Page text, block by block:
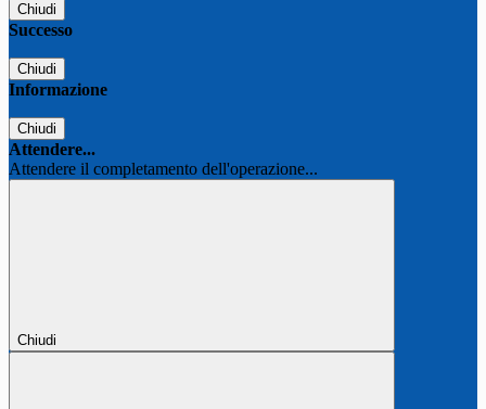
Chiudi
Successo
Chiudi
Informazione
Chiudi
Attendere...
Attendere il completamento dell'operazione...
Chiudi